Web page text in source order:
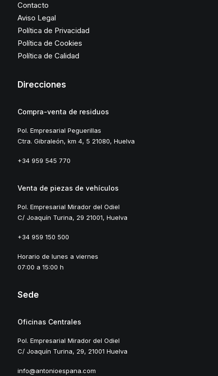
Contacto
Aviso Legal
Política de Privacidad
Política de Cookies
Política de Calidad
Direcciones
Compra-venta de residuos
Pol. Empresarial Peguerillas
Ctra. Gibraleón, km 4, 5 21080, Huelva
+34 959 545 770
Venta de piezas de vehículos
Pol. Empresarial Mirador del Odiel
C/ Joaquín Turina, 29 21001, Huelva
+34 959 150 500
Horario de lunes a viernes
07:00 a 15:00 h
Sede
Oficinas Centrales
Pol. Empresarial Mirador del Odiel
C/ Joaquín Turina, 29, 21001 Huelva
info@antonioespana.com